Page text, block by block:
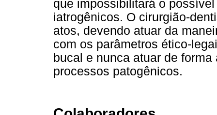
que impossibilitará o
iatrogênicos. O cirurgião-
atos, devendo atuar da
com os parâmetros ético-
bucal e nunca atuar de
processos patogênicos.